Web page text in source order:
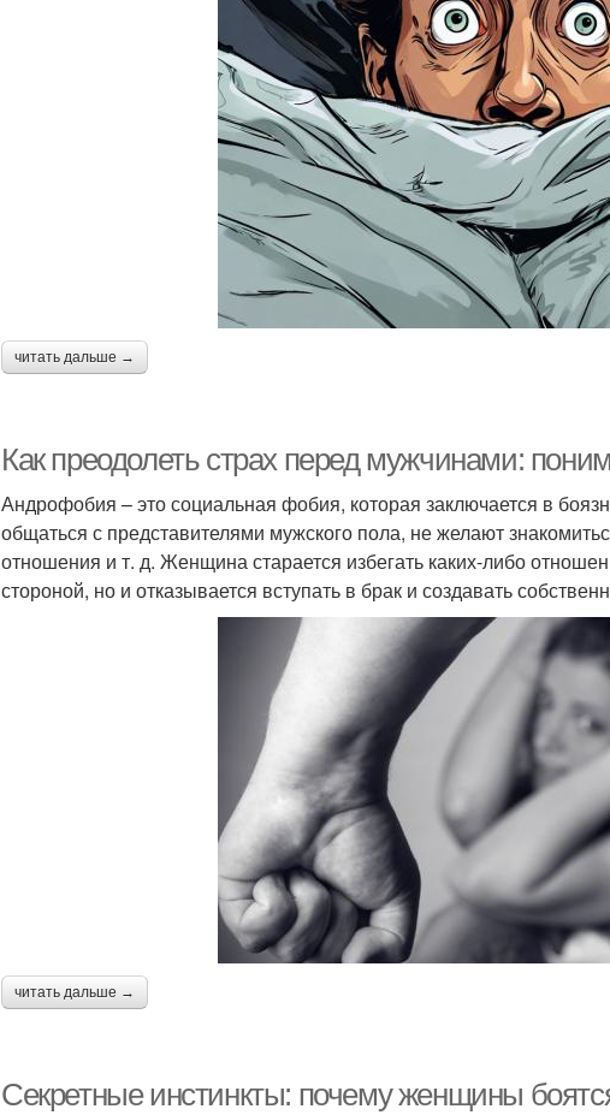
читать дальше →
Как преодолеть страх перед мужчинами:
Андрофобия – это социальная фобия, которая заключается в
общаться с представителями мужского пола, не желают
отношения и т. д. Женщина старается избегать каких-либо
стороной, но и отказывается вступать в брак и создавать
читать дальше →
Секретные инстинкты: почему женщины